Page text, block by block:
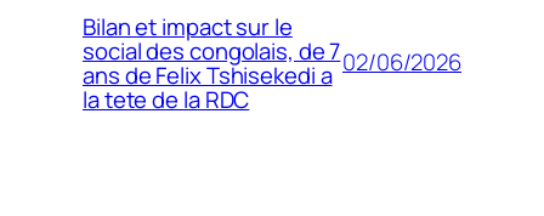
Bilan et impact sur le
social des congolais, de 7
ans de Felix Tshisekedi a
la tete de la RDC
02/06/2026